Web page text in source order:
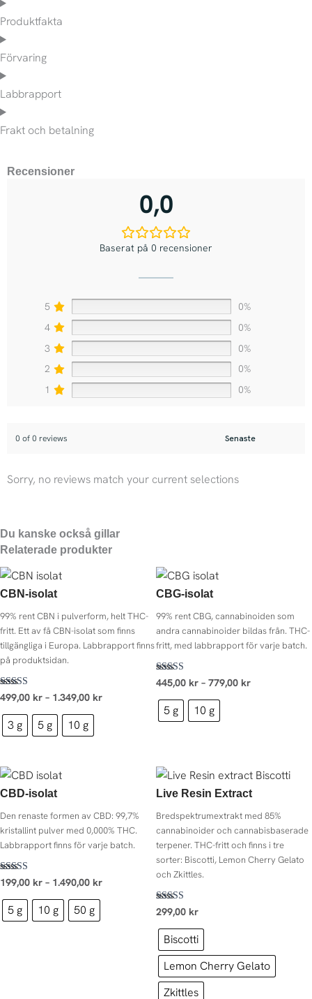
Produktfakta
Förvaring
Labbrapport
Frakt och betalning
Recensioner
0,0
Baserat på 0 recensioner
5
0%
4
0%
3
0%
2
0%
1
0%
0 of 0 reviews
Sorry, no reviews match your current selections
Du kanske också gillar
Relaterade produkter
CBN-isolat
99% rent CBN i pulverform, helt THC-
fritt. Ett av få CBN-isolat som finns
tillgängliga i Europa. Labbrapport finns
på produktsidan.
Betygsatt
4.83
av 5
499,00 kr – 1.349,00 kr
Prisintervall:
3 g 5 g 10 g
CBG-isolat
99% rent CBG, cannabinoiden som
andra cannabinoider bildas från. THC-
fritt, med labbrapport för varje batch.
Betygsatt
5.00
av 5
445,00 kr – 779,00 kr
5 g 10 g
CBD-isolat
Den renaste formen av CBD: 99,7%
kristallint pulver med 0,000% THC.
Labbrapport finns för varje batch.
Betygsatt
4.54
av 5
199,00 kr – 1.490,00 kr
Prisintervall:
5 g 10 g 50 g
Live Resin Extract
Bredspektrumextrakt med 85%
cannabinoider och cannabisbaserade
terpener. THC-fritt och finns i tre
sorter: Biscotti, Lemon Cherry Gelato
och Zkittles.
Betygsatt
4.50
av 5
299,00 kr
Biscotti
Lemon Cherry Gelato
Zkittles
Prisintervall: